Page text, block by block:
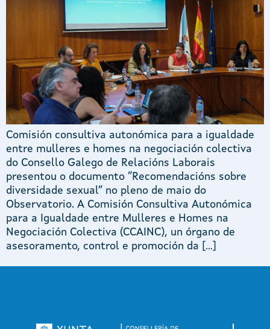
Comisión consultiva autonómica para a igualdade
entre mulleres e homes na negociación colectiva
do Consello Galego de Relacións Laborais
presentou o documento “Recomendacións sobre
diversidade sexual” no pleno de maio do
Observatorio. A Comisión Consultiva Autonómica
para a Igualdade entre Mulleres e Homes na
Negociación Colectiva (CCAINC), un órgano de
asesoramento, control e promoción da […]